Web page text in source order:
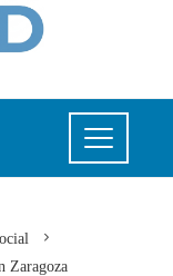
Zaragoza